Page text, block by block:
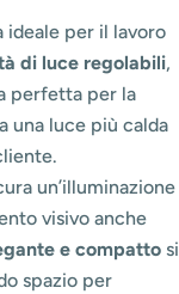
ideale per il lavoro
di luce regolabili,
perfetta per la
una luce più calda
un’illuminazione
visivo anche
e compatto si
spazio per